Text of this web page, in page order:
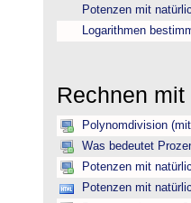
Potenzen mit
Logarithmen
Rechnen
Polynomdivision
Was bedeutet
Potenzen mit
Potenzen mit